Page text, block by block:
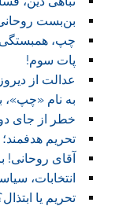
بن‌بست
چپ، همبستگی
پات سوم!
عدالت از
به نام
خطر از جای
تحریم
آقای روحانی!
انتخابات،
تحریم یا